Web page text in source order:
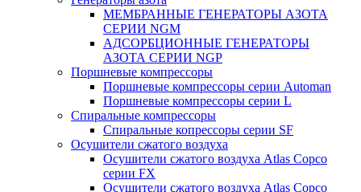
МЕМБРАННЫЕ ГЕНЕРАТОРЫ АЗОТА
СЕРИИ NGM
АДСОРБЦИОННЫЕ ГЕНЕРАТОРЫ
АЗОТА СЕРИИ NGP
Поршневые компрессоры
Поршневые компрессоры серии Automan
Поршневые компрессоры серии L
Спиральные компрессоры
Спиральные копрессоры серии SF
Осушители сжатого воздуха
Осушители сжатого воздуха Atlas Copco
серии FX
Осушители сжатого воздуха Atlas Copco